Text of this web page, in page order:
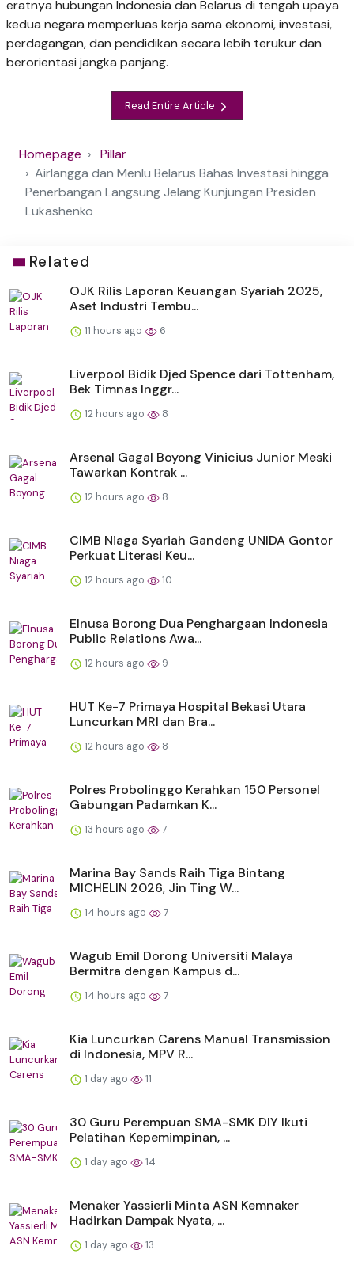
eratnya hubungan Indonesia dan Belarus di tengah upaya
kedua negara memperluas kerja sama ekonomi, investasi,
perdagangan, dan pendidikan secara lebih terukur dan
berorientasi jangka panjang.
Read Entire Article
Homepage
Pillar
Airlangga dan Menlu Belarus Bahas Investasi hingga
Penerbangan Langsung Jelang Kunjungan Presiden
Lukashenko
Related
OJK Rilis Laporan Keuangan Syariah 2025,
Aset Industri Tembu...
11 hours ago 6
Liverpool Bidik Djed Spence dari Tottenham,
Bek Timnas Inggr...
12 hours ago 8
Arsenal Gagal Boyong Vinicius Junior Meski
Tawarkan Kontrak ...
12 hours ago 8
CIMB Niaga Syariah Gandeng UNIDA Gontor
Perkuat Literasi Keu...
12 hours ago 10
Elnusa Borong Dua Penghargaan Indonesia
Public Relations Awa...
12 hours ago 9
HUT Ke-7 Primaya Hospital Bekasi Utara
Luncurkan MRI dan Bra...
12 hours ago 8
Polres Probolinggo Kerahkan 150 Personel
Gabungan Padamkan K...
13 hours ago 7
Marina Bay Sands Raih Tiga Bintang
MICHELIN 2026, Jin Ting W...
14 hours ago 7
Wagub Emil Dorong Universiti Malaya
Bermitra dengan Kampus d...
14 hours ago 7
Kia Luncurkan Carens Manual Transmission
di Indonesia, MPV R...
1 day ago 11
30 Guru Perempuan SMA-SMK DIY Ikuti
Pelatihan Kepemimpinan, ...
1 day ago 14
Menaker Yassierli Minta ASN Kemnaker
Hadirkan Dampak Nyata, ...
1 day ago 13